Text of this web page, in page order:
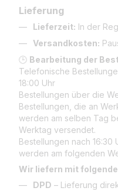
Lieferung
Lieferzeit: In der
Versandkosten:
🕒 Bearbeitung der
Telefonische
18:00 Uhr
Bestellungen über die
Bestellungen, die an
werden am selben Tag
Werktag versendet.
Bestellungen nach
werden am folgenden
Wir liefern mit
DPD – Lieferung